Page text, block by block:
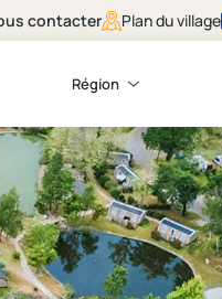
contacter Plan du village
Région